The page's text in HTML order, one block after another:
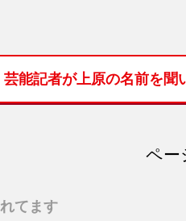
芸能記者が上原の名前を聞
ペー
てます